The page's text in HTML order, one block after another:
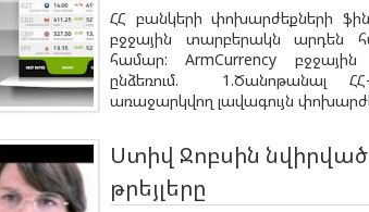
ՀՀ բանկերի փոխարժեքների
բջջային տարբերակն արդեն
համար: ArmCurrency բջջային
ընձեռում. 1.Ծանոթանալ
առաջարկվող լավագույն
Ստիվ Ջոբսին
թրեյլերը